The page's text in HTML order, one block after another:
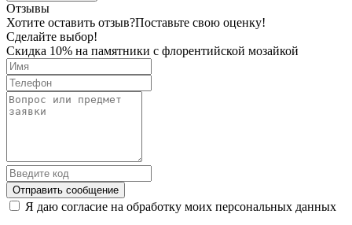
Отзывы
Хотите оставить отзыв?Поставьте свою оценку!
Сделайте выбор!
Скидка 10% на памятники с флорентийской мозайкой
Отправить сообщение
Я даю согласие на обработку моих персональных данных